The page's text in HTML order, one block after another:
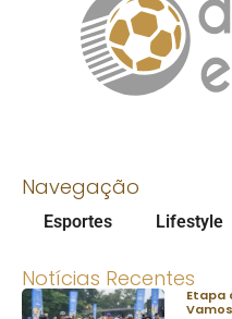
Navegação
Esportes Lifestyle
Notícias Recentes
Etapa